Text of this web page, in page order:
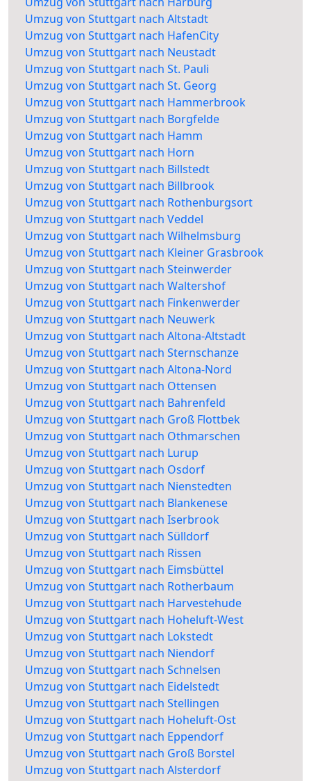
Umzug von Stuttgart nach Altstadt
Umzug von Stuttgart nach HafenCity
Umzug von Stuttgart nach Neustadt
Umzug von Stuttgart nach St. Pauli
Umzug von Stuttgart nach St. Georg
Umzug von Stuttgart nach Hammerbrook
Umzug von Stuttgart nach Borgfelde
Umzug von Stuttgart nach Hamm
Umzug von Stuttgart nach Horn
Umzug von Stuttgart nach Billstedt
Umzug von Stuttgart nach Billbrook
Umzug von Stuttgart nach Rothenburgsort
Umzug von Stuttgart nach Veddel
Umzug von Stuttgart nach Wilhelmsburg
Umzug von Stuttgart nach Kleiner Grasbrook
Umzug von Stuttgart nach Steinwerder
Umzug von Stuttgart nach Waltershof
Umzug von Stuttgart nach Finkenwerder
Umzug von Stuttgart nach Neuwerk
Umzug von Stuttgart nach Altona-Altstadt
Umzug von Stuttgart nach Sternschanze
Umzug von Stuttgart nach Altona-Nord
Umzug von Stuttgart nach Ottensen
Umzug von Stuttgart nach Bahrenfeld
Umzug von Stuttgart nach Groß Flottbek
Umzug von Stuttgart nach Othmarschen
Umzug von Stuttgart nach Lurup
Umzug von Stuttgart nach Osdorf
Umzug von Stuttgart nach Nienstedten
Umzug von Stuttgart nach Blankenese
Umzug von Stuttgart nach Iserbrook
Umzug von Stuttgart nach Sülldorf
Umzug von Stuttgart nach Rissen
Umzug von Stuttgart nach Eimsbüttel
Umzug von Stuttgart nach Rotherbaum
Umzug von Stuttgart nach Harvestehude
Umzug von Stuttgart nach Hoheluft-West
Umzug von Stuttgart nach Lokstedt
Umzug von Stuttgart nach Niendorf
Umzug von Stuttgart nach Schnelsen
Umzug von Stuttgart nach Eidelstedt
Umzug von Stuttgart nach Stellingen
Umzug von Stuttgart nach Hoheluft-Ost
Umzug von Stuttgart nach Eppendorf
Umzug von Stuttgart nach Groß Borstel
Umzug von Stuttgart nach Alsterdorf